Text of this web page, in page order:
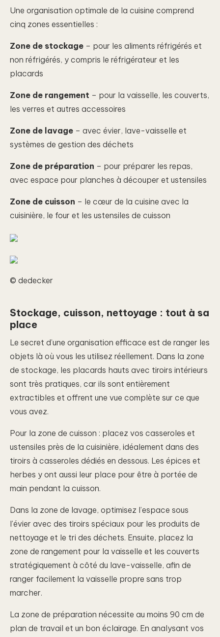
Une organisation optimale de la cuisine comprend
cinq zones essentielles :
Zone de stockage – pour les aliments réfrigérés et
non réfrigérés, y compris le réfrigérateur et les
placards
Zone de rangement – pour la vaisselle, les couverts,
les verres et autres accessoires
Zone de lavage – avec évier, lave-vaisselle et
systèmes de gestion des déchets
Zone de préparation – pour préparer les repas,
avec espace pour planches à découper et ustensiles
Zone de cuisson – le cœur de la cuisine avec la
cuisinière, le four et les ustensiles de cuisson
© dedecker
Stockage, cuisson, nettoyage : tout à sa
place
Le secret d’une organisation efficace est de ranger les
objets là où vous les utilisez réellement. Dans la zone
de stockage, les placards hauts avec tiroirs intérieurs
sont très pratiques, car ils sont entièrement
extractibles et offrent une vue complète sur ce que
vous avez.
Pour la zone de cuisson : placez vos casseroles et
ustensiles près de la cuisinière, idéalement dans des
tiroirs à casseroles dédiés en dessous. Les épices et
herbes y ont aussi leur place pour être à portée de
main pendant la cuisson.
Dans la zone de lavage, optimisez l’espace sous
l’évier avec des tiroirs spéciaux pour les produits de
nettoyage et le tri des déchets. Ensuite, placez la
zone de rangement pour la vaisselle et les couverts
stratégiquement à côté du lave-vaisselle, afin de
ranger facilement la vaisselle propre sans trop
marcher.
La zone de préparation nécessite au moins 90 cm de
plan de travail et un bon éclairage. En analysant vos